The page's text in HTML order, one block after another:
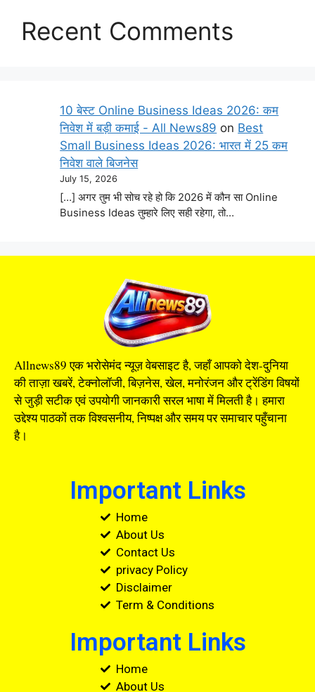
Recent Comments
10 बेस्ट Online Business Ideas 2026: कम
निवेश में बड़ी कमाई - All News89 on Best
Small Business Ideas 2026: भारत में 25 कम
निवेश वाले बिजनेस
July 15, 2026
[…] अगर तुम भी सोच रहे हो कि 2026 में कौन सा Online
Business Ideas तुम्हारे लिए सही रहेगा, तो…
Allnews89 एक भरोसेमंद न्यूज़ वेबसाइट है, जहाँ आपको देश-दुनिया
की ताज़ा खबरें, टेक्नोलॉजी, बिज़नेस, खेल, मनोरंजन और ट्रेंडिंग विषयों
से जुड़ी सटीक एवं उपयोगी जानकारी सरल भाषा में मिलती है। हमारा
उद्देश्य पाठकों तक विश्वसनीय, निष्पक्ष और समय पर समाचार पहुँचाना
है।
Important Links
Home
About Us
Contact Us
privacy Policy
Disclaimer
Term & Conditions
Important Links
Home
About Us